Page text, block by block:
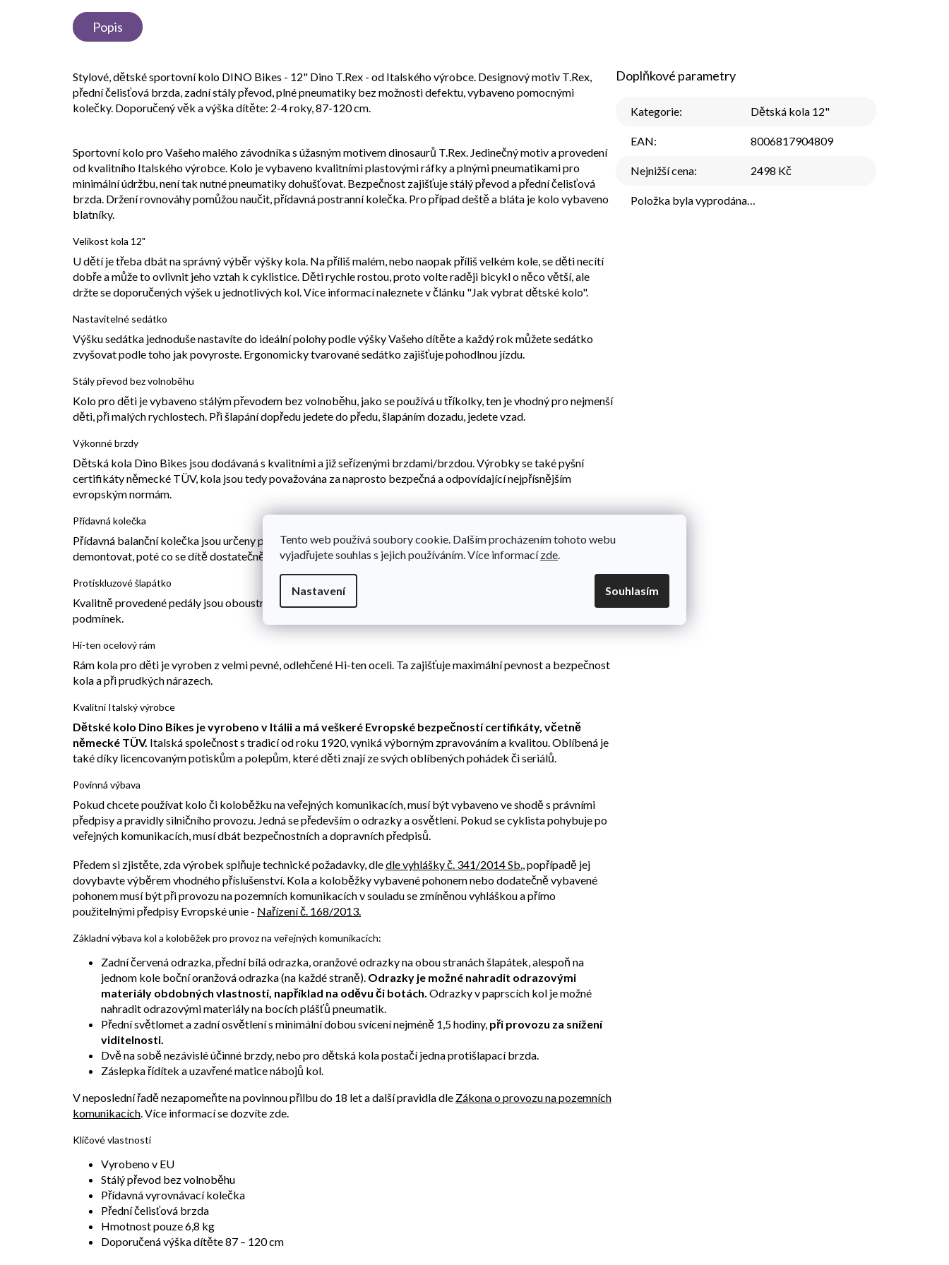
Tento web používá soubory cookie. Dalším procházením tohoto webu
vyjadřujete souhlas s jejich používáním. Více informacízde
Nastavení Souhlasím
Popis
Stylové, dětské sportovní kolo DINO Bikes - 12" Dino T.Rex - od Italského výrobce. Designový motiv T.Rex,
přední čelisťová brzda, zadní stály převod, plné pneumatiky bez možnosti defektu, vybaveno pomocnými
kolečky. Doporučený věk a výška dítěte: 2-4 roky, 87-120 cm.
Sportovní kolo pro Vašeho malého závodníka s úžasným motivem dinosaurů T.Rex. Jedinečný motiv a provedení
od kvalitního Italského výrobce. Kolo je vybaveno kvalitními plastovými ráfky a plnými pneumatikami pro
minimální údržbu, není tak nutné pneumatiky dohušťovat. Bezpečnost zajišťuje stálý převod a přední čelisťová
brzda. Držení rovnováhy pomůžou naučit, přídavná postranní kolečka. Pro případ deště a bláta je kolo vybaveno
blatníky.
Velikost kola 12"
U dětí je třeba dbát na správný výběr výšky kola. Na příliš malém, nebo naopak příliš velkém kole, se děti necítí
dobře a může to ovlivnit jeho vztah k cyklistice. Děti rychle rostou, proto volte raději bicykl o něco větší, ale
držte se doporučených výšek u jednotlivých kol. Více informací naleznete v článku "Jak vybrat dětské kolo".
Nastavitelné sedátko
Výšku sedátka jednoduše nastavíte do ideální polohy podle výšky Vašeho dítěte a každý rok můžete sedátko
zvyšovat podle toho jak povyroste. Ergonomicky tvarované sedátko zajišťuje pohodlnou jízdu.
Stály převod bez volnoběhu
Kolo pro děti je vybaveno stálým převodem bez volnoběhu, jako se používá u tříkolky, ten je vhodný pro nejmenší
děti, při malých rychlostech. Při šlapání dopředu jedete do předu, šlapáním dozadu, jedete vzad.
Výkonné brzdy
Dětská kola Dino Bikes jsou dodávaná s kvalitními a již seřízenými brzdami/brzdou. Výrobky se také pyšní
certifikáty německé TÜV, kola jsou tedy považována za naprosto bezpečná a odpovídající nejpřísnějším
evropským normám.
Přídavná kolečka
Přídavná balanční kolečka jsou určeny pro děti učící se držet rovnováhu. Kolečka lze jednoduše z dětského kola
demontovat, poté co se dítě dostatečně zdokonalí.
Protiskluzové šlapátko
Kvalitně provedené pedály jsou oboustranně osazeny protiskluzovými vroubky, zajištující jistý nášlap za všech
podmínek.
Hi-ten ocelový rám
Rám kola pro děti je vyroben z velmi pevné, odlehčené Hi-ten oceli. Ta zajišťuje maximální pevnost a bezpečnost
kola a při prudkých nárazech.
Kvalitní Italský výrobce
Dětské kolo Dino Bikes je vyrobeno v Itálii a má veškeré Evropské bezpečností certifikáty, včetně
německé TÜV. Italská společnost s tradicí od roku 1920, vyniká výborným zpravováním a kvalitou. Oblíbená je
také díky licencovaným potiskům a polepům, které děti znají ze svých oblíbených pohádek či seriálů.
Povinná výbava
Pokud chcete používat kolo či koloběžku na veřejných komunikacích, musí být vybaveno ve shodě s právními
předpisy a pravidly silničního provozu. Jedná se především o odrazky a osvětlení. Pokud se cyklista pohybuje po
veřejných komunikacích, musí dbát bezpečnostních a dopravních předpisů.
Předem si zjistěte, zda výrobek splňuje technické požadavky, dledle vyhlášky č. 341/2014 Sb. , popřípadě jej
dovybavte výběrem vhodného příslušenství. Kola a koloběžky vybavené pohonem nebo dodatečně vybavené
pohonem musí být při provozu na pozemních komunikacích v souladu se zmíněnou vyhláškou a přímo
použitelnými předpisy Evropské unie - Nařízení č. 168/2013.
Základní výbava kol a koloběžek pro provoz na veřejných komunikacích:
Zadní červená odrazka, přední bílá odrazka, oranžové odrazky na obou stranách šlapátek, alespoň na
jednom kole boční oranžová odrazka (na každé straně). Odrazky je možné nahradit odrazovými
materiály obdobných vlastností, například na oděvu či botách. Odrazky v paprscích kol je možné
nahradit odrazovými materiály na bocích plášťů pneumatik.
Přední světlomet a zadní osvětlení s minimální dobou svícení nejméně 1,5 hodiny, při provozu za snížení
viditelnosti.
Dvě na sobě nezávislé účinné brzdy, nebo pro dětská kola postačí jedna protišlapací brzda.
Záslepka řídítek a uzavřené matice nábojů kol.
V neposlední řadě nezapomeňte na povinnou přilbu do 18 let a další pravidla dle Zákona o provozu na pozemních
komunikacích . Více informací se dozvíte zde.
Klíčové vlastnosti
Vyrobeno v EU
Stálý převod bez volnoběhu
Přídavná vyrovnávací kolečka
Přední čelisťová brzda
Hmotnost pouze 6,8 kg
Doporučená výška dítěte 87 – 120 cm
Doplňkové parametry
Kategorie: Dětská kola 12"
EAN: 8006817904809
Nejnižší cena: 2498 Kč
Položka byla vyprodána…